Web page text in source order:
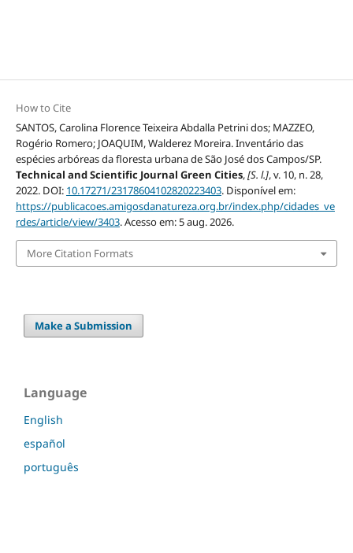
How to Cite
SANTOS, Carolina Florence Teixeira Abdalla Petrini dos; MAZZEO,
Rogério Romero; JOAQUIM, Walderez Moreira. Inventário das
espécies arbóreas da floresta urbana de São José dos Campos/SP.
Technical and Scientific Journal Green Cities,[S. l.], v. 10, n. 28,
2022. DOI: 10.17271/23178604102820223403. Disponível em:
https://publicacoes.amigosdanatureza.org.br/index.php/cidades_ve
rdes/article/view/3403. Acesso em: 5 aug. 2026.
More Citation Formats
Make a Submission
Language
English
español
português